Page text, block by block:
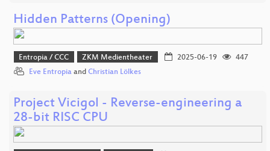
Hidden Patterns (Opening)
Entropia / CCC ZKM Medientheater 2025-06-19
447
Eve Entropia and Christian Lölkes
Project Vicigol - Reverse-engineering a
28-bit RISC CPU